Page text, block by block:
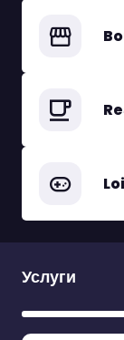
Услуги